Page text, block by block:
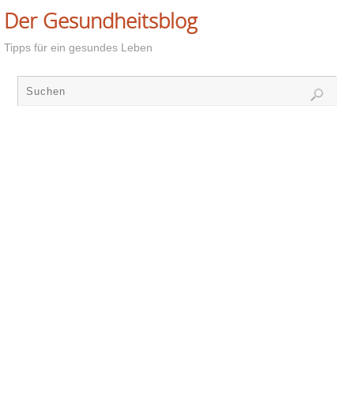
Der Gesundheitsblog
Tipps für ein gesundes Leben